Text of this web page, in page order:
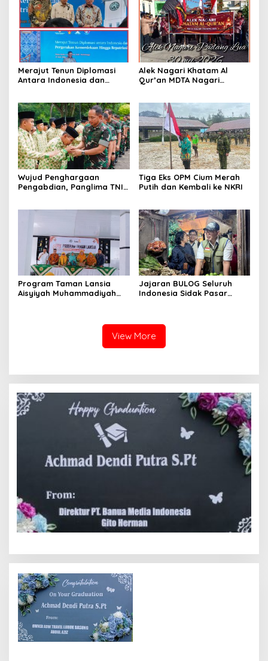
Merajut Tenun Diplomasi
Antara Indonesia dan
Alek Nagari Khatam Al
Qur’an MDTA Nagari
Wujud Penghargaan
Pengabdian, Panglima TNI
Tiga Eks OPM Cium Merah
Putih dan Kembali ke NKRI
Program Taman Lansia
Aisyiyah Muhammadiyah
Jajaran BULOG Seluruh
Indonesia Sidak Pasar
Stabil Selama Ramadhan
dan Lebaran 2026
View More